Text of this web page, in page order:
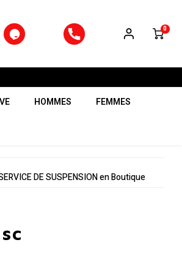
0
HOMMES FEMMES
DE SUSPENSION en Boutique